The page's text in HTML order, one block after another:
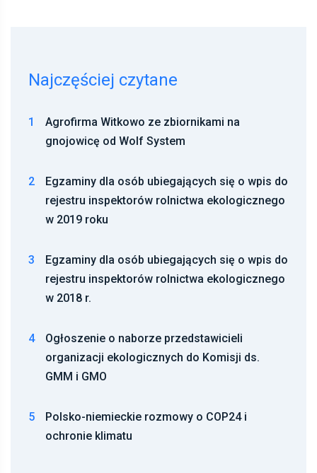
Najczęściej czytane
1
Agrofirma Witkowo ze zbiornikami na
gnojowicę od Wolf System
2
Egzaminy dla osób ubiegających się o wpis do
rejestru inspektorów rolnictwa ekologicznego
w 2019 roku
3
Egzaminy dla osób ubiegających się o wpis do
rejestru inspektorów rolnictwa ekologicznego
w 2018 r.
4
Ogłoszenie o naborze przedstawicieli
organizacji ekologicznych do Komisji ds.
GMM i GMO
5
Polsko-niemieckie rozmowy o COP24 i
ochronie klimatu